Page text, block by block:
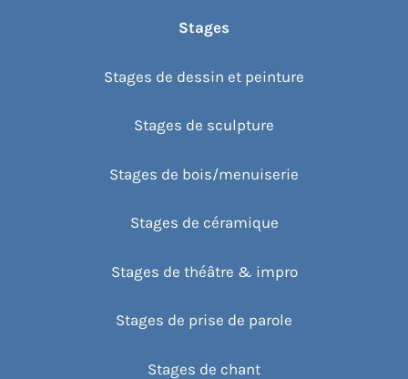
Stages
Stages de dessin et peinture
Stages de sculpture
Stages de bois/menuiserie
Stages de céramique
Stages de théâtre & impro
Stages de prise de parole
Stages de chant